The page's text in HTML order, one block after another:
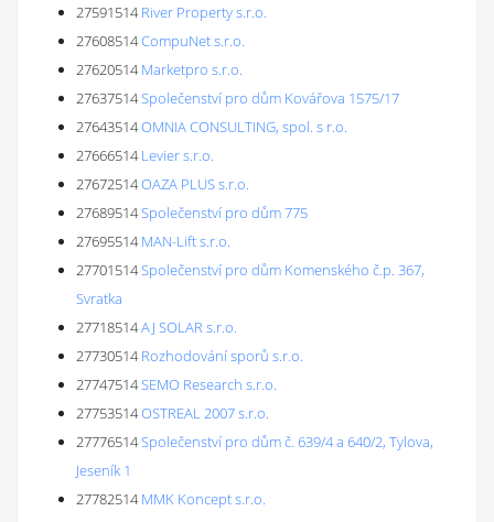
27591514 River Property s.r.o.
27608514CompuNet s.r.o.
27620514 Marketpro s.r.o.
27637514Společenství pro dům Kovářova 1575/17
27643514OMNIA CONSULTING, spol. s r.o.
27666514 Levier s.r.o.
27672514OAZA PLUS s.r.o.
27689514Společenství pro dům 775
27695514 MAN-Lift s.r.o.
27701514Společenství pro dům Komenského č.p. 367,
Svratka
27718514AJ SOLAR s.r.o.
27730514 Rozhodování sporů s.r.o.
27747514SEMO Research s.r.o.
27753514OSTREAL 2007 s.r.o.
27776514Společenství pro dům č. 639/4 a 640/2, Tylova,
Jeseník 1
27782514 MMK Koncept s.r.o.